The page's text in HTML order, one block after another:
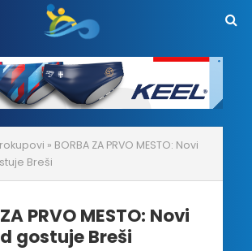
» BORBA ZA PRVO MESTO: Novi
Breši
PRVO MESTO: Novi
gostuje Breši